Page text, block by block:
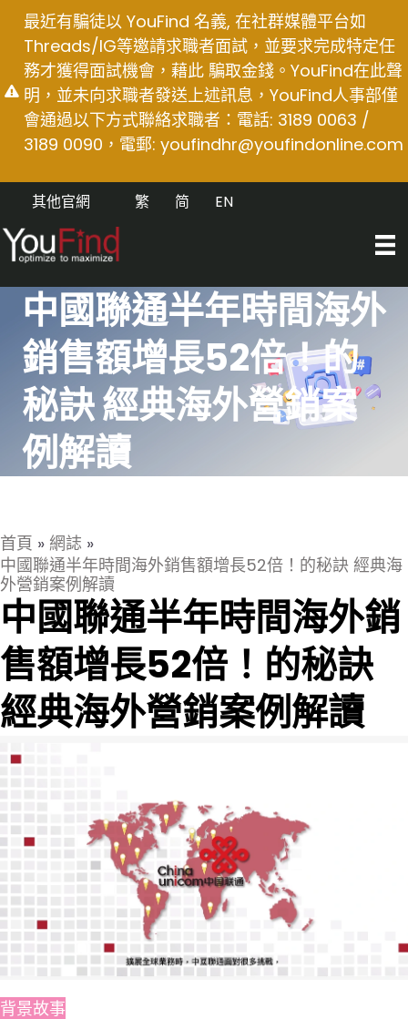
content
最近有騙徒以 YouFind 名義, 在社群媒體平台如
Threads/IG等邀請求職者面試，並要求完成特定任
務才獲得面試機會，藉此 騙取金錢。YouFind在此聲
明，並未向求職者發送上述訊息，YouFind人事部僅
會通過以下方式聯絡求職者：電話: 3189 0063 /
3189 0090，電郵: youfindhr@youfindonline.com
其他官網 EN
简
繁
中國聯通半年時間海外
銷售額增長52倍！的
秘訣 經典海外營銷案
例解讀
首頁 » 網誌 »
中國聯通半年時間海外銷售額增長52倍！的秘訣 經典海
外營銷案例解讀
中國聯通半年時間海外銷
售額增長52倍！的秘訣
經典海外營銷案例解讀
背景故事